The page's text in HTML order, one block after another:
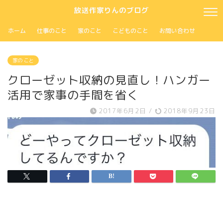
放送作家りんのブログ
ホーム 仕事のこと 家のこと こどものこと お問い合わせ
家の こと
クローゼット収納の見直し！ハンガー
活用で家事の手間を省く
2017年6月2日 / 2018年9月23日